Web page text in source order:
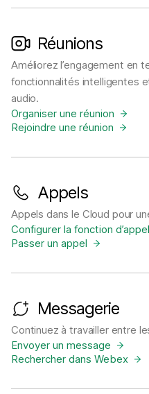
Réunions
Améliorez l’engagement en
fonctionnalités intelligentes
audio.
Organiser une réunion
Rejoindre une réunion
Appels
Appels dans le Cloud pour
Configurer la fonction d’appel
Passer un appel
Messagerie
Continuez à travailler entre
Envoyer un message
Rechercher dans Webex